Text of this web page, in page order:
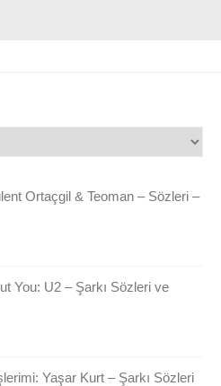
Ortaçgil & Teoman – Sözleri –
You: U2 – Şarkı Sözleri ve
Yaşar Kurt – Şarkı Sözleri